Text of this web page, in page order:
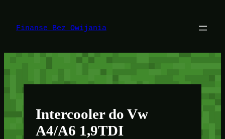
treści
Finanse Bez Owijania
Intercooler do Vw
A4/A6 1,9TDI